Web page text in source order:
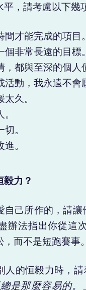
，請考慮以下幾
才能完成的項目。
非常長遠的目標。
都與至深的個人
動，我永遠不會
久。
。
。
力？
自己所作的，請
辦法指出你從這
而不是短跑賽事。
人的恒毅力時，請
是那麼容易的。